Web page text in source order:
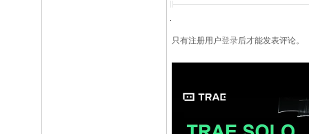
只有注册用户登录后才能发表评论。